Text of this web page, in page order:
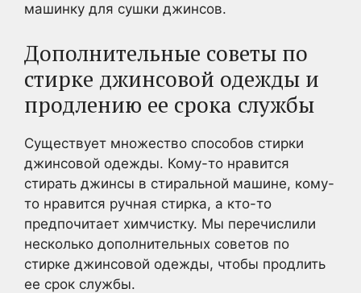
машинку для сушки джинсов.
Дополнительные советы по
стирке джинсовой одежды и
продлению ее срока службы
Существует множество способов стирки
джинсовой одежды. Кому-то нравится
стирать джинсы в стиральной машине, кому-
то нравится ручная стирка, а кто-то
предпочитает химчистку. Мы перечислили
несколько дополнительных советов по
стирке джинсовой одежды, чтобы продлить
ее срок службы.